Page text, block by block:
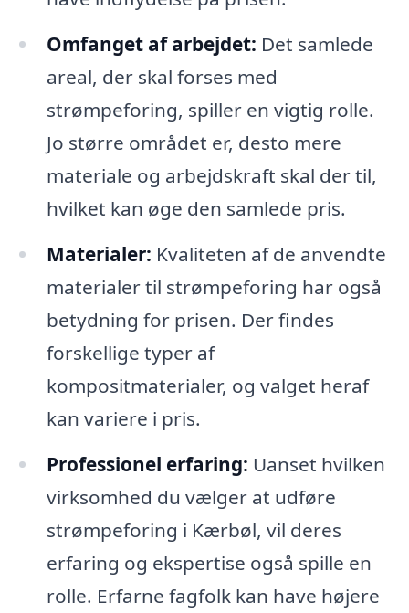
Omfanget af arbejdet: Det samlede
areal, der skal forses med
strømpeforing, spiller en vigtig rolle.
Jo større området er, desto mere
materiale og arbejdskraft skal der til,
hvilket kan øge den samlede pris.
Materialer: Kvaliteten af de anvendte
materialer til strømpeforing har også
betydning for prisen. Der findes
forskellige typer af
kompositmaterialer, og valget heraf
kan variere i pris.
Professionel erfaring: Uanset hvilken
virksomhed du vælger at udføre
strømpeforing i Kærbøl, vil deres
erfaring og ekspertise også spille en
rolle. Erfarne fagfolk kan have højere